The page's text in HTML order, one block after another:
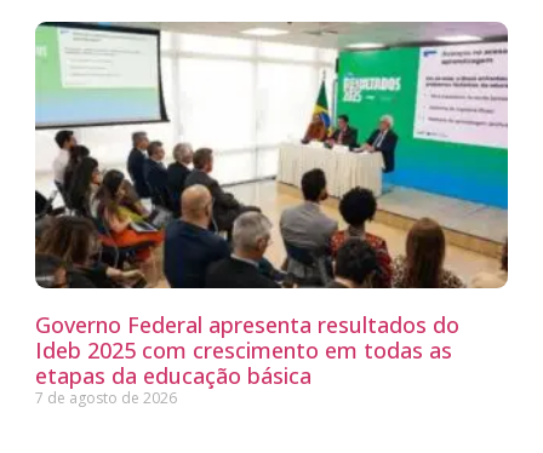
Governo Federal apresenta resultados do
Ideb 2025 com crescimento em todas as
etapas da educação básica
7 de agosto de 2026